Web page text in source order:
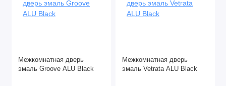
Межкомнатная дверь
эмаль Groove ALU Black
Межкомнатная дверь
эмаль Vetrata ALU Black